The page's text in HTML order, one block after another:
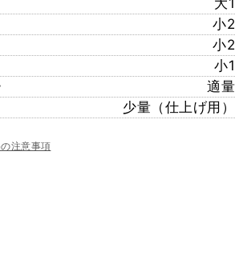
大1
小2
小2
小1
適量
少量（仕上げ用）
注意事項